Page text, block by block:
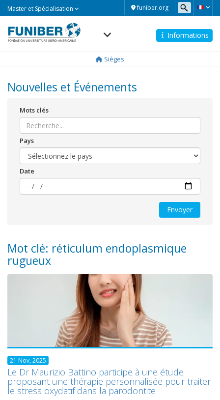
funiber.org
Master et Spécialisation
Informations
Sièges
Nouvelles et Événements
Mots clés
Pays
Date
Mot clé: réticulum endoplasmique
rugueux
21 Nov, 2025
Le Dr Maurizio Battino participe à une étude
proposant une thérapie personnalisée pour traiter
le stress oxydatif dans la parodontite